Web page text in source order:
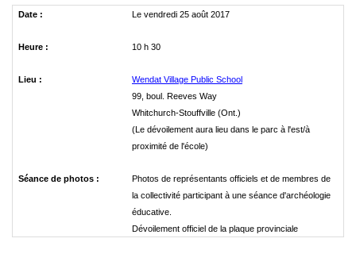
Date : Le vendredi 25 août 2017
Heure : 10 h 30
Lieu :
Wendat Village Public School
99, boul. Reeves Way
Whitchurch-Stouffville (Ont.)
(Le dévoilement aura lieu dans le parc à l'est/à
proximité de l'école)
Séance de photos :
Photos de représentants officiels et de membres de
la collectivité participant à une séance d'archéologie
éducative.
Dévoilement officiel de la plaque provinciale